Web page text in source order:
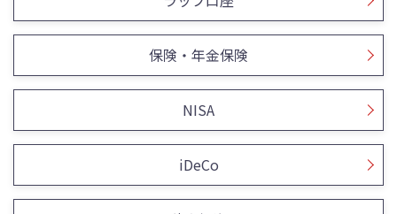
保険・年金保険
NISA
iDeCo